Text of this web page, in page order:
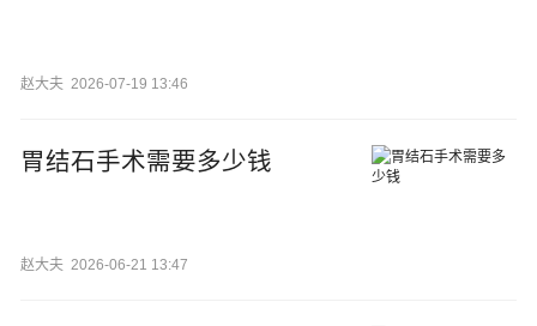
赵大夫 2026-07-19 13:46
胃结石手术需要多少钱
赵大夫 2026-06-21 13:47